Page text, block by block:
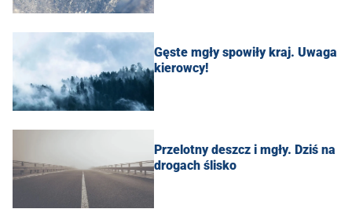
Gęste mgły spowiły kraj. Uwaga
kierowcy!
Przelotny deszcz i mgły. Dziś na
drogach ślisko